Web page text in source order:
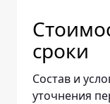
сроки
Состав и
уточнения